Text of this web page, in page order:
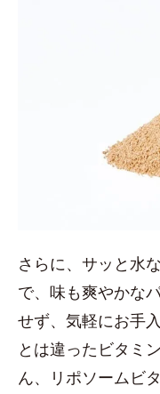
さらに、サッと水
で、味も爽やかな
せず、気軽にお手
とは違ったビタミ
ん、リポソームビ